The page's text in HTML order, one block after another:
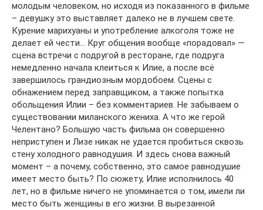
молодым человеком, но исходя из показанного в фильме
– девушку это выставляет далеко не в лучшем свете.
Курение марихуаны и употребление алкоголя тоже не
делает ей чести… Круг общения вообще «порадовал» —
сцена встречи с подругой в ресторане, где подруга
немедленно начала клеиться к Илие, а после всё
завершилось грандиозным мордобоем. Сцены с
обнажением перед заправщиком, а также попытка
обольщения Илии – без комментариев. Не забываем о
существовании миланского жениха. А что же герой
Челентано? Большую часть фильма он совершенно
неприступен и Лизе никак не удается пробиться сквозь
стену холодного равнодушия. И здесь снова важный
момент – а почему, собственно, это самое равнодушие
имеет место быть? По сюжету, Илие исполнилось 40
лет, но в фильме ничего не упоминается о том, имели ли
место быть женщины в его жизни. В вырезанной